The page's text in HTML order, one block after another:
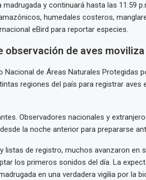
y continuará hasta las 11:59
humedales costeros,
eBird para reportar especies.
observación de aves moviliza
Nacional de Áreas Naturales Protegidas
regiones del país para registrar aves
Observadores nacionales y
la noche anterior para prepararse
listas de registro, muchos avanzaron en
los primeros sonidos del día. La
en una verdadera vigilia por la